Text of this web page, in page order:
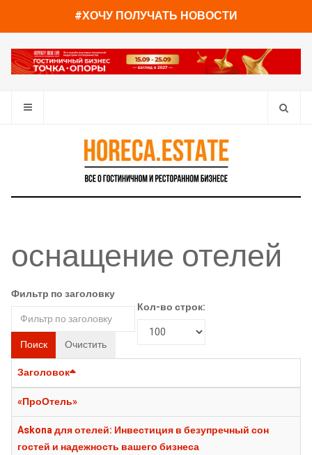
#ХОЧУ ПОЛУЧАТЬ НОВОСТИ
оснащение отелей
Фильтр по заголовку
Поиск Очистить
Кол-во строк:
Заголовок
«ПроОтель»
Askona для отелей: Инвестиция в безупречный сон
гостей и надежность вашего бизнеса